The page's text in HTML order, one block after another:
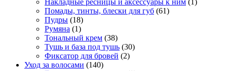
Накладные ресницы и аксессуары к ним (1)
Помады, тинты, блески для губ (61)
Пудры (18)
Румяна (1)
Тональный крем (38)
Тушь и база под тушь (30)
Фиксатор для бровей (2)
Уход за волосами (140)